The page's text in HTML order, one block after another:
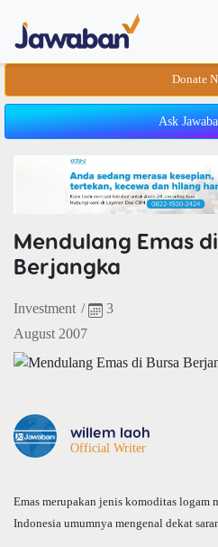
Donate
Ask
Mendulang Emas
Berjangka
Investment /
3
August 2007
willem laoh
Official Writer
Emas merupakan jenis komoditas logam
Indonesia umumnya mengenal dekat